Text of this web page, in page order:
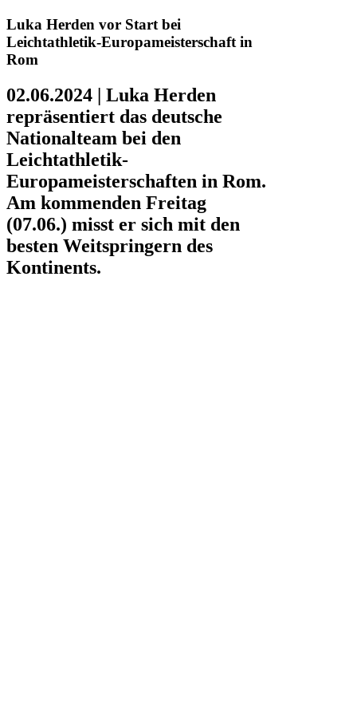
Luka Herden vor Start bei
Leichtathletik-Europameisterschaft in
Rom
02.06.2024 | Luka Herden
repräsentiert das deutsche
Nationalteam bei den
Leichtathletik-
Europameisterschaften in Rom.
Am kommenden Freitag
(07.06.) misst er sich mit den
besten Weitspringern des
Kontinents.